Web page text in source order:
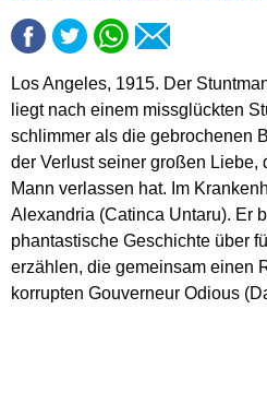
Los Angeles, 1915. Der
liegt nach einem missglückten
schlimmer als die gebrochenen
der Verlust seiner großen Liebe,
Mann verlassen hat. Im
Alexandria (Catinca Untaru). Er
phantastische Geschichte über
erzählen, die gemeinsam einen
korrupten Gouverneur Odious